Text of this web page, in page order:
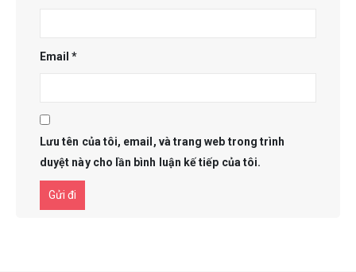
Email*
Lưu tên của tôi, email, và trang web trong trình
duyệt này cho lần bình luận kế tiếp của tôi.